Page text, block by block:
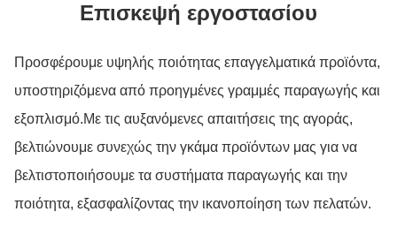
Επισκεψή εργοστασίου
Προσφέρουμε υψηλής ποιότητας επαγγελματικά προϊόντα,
υποστηριζόμενα από προηγμένες γραμμές παραγωγής και
εξοπλισμό.Με τις αυξανόμενες απαιτήσεις της αγοράς,
βελτιώνουμε συνεχώς την γκάμα προϊόντων μας για να
βελτιστοποιήσουμε τα συστήματα παραγωγής και την
ποιότητα, εξασφαλίζοντας την ικανοποίηση των πελατών.